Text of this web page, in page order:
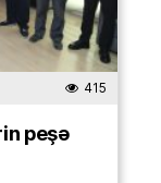
415
peşə